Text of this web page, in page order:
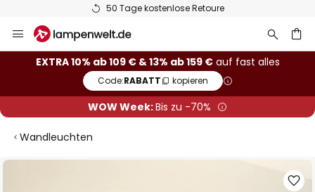
50 Tage kostenlose Retoure
Inhalt
springen
EXTRA 10% ab 109 € & 13% ab 159 €auf fast alles
Code:RABATT kopieren
WOW Week:Bis zu -70%
Wandleuchten
Zum